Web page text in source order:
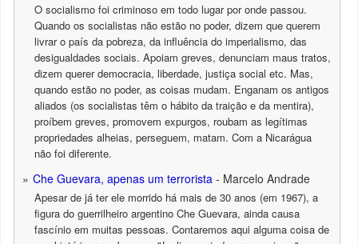
O socialismo foi criminoso em todo lugar por onde passou.
Quando os socialistas não estão no poder, dizem que querem
livrar o país da pobreza, da influência do imperialismo, das
desigualdades sociais. Apoiam greves, denunciam maus tratos,
dizem querer democracia, liberdade, justiça social etc. Mas,
quando estão no poder, as coisas mudam. Enganam os antigos
aliados (os socialistas têm o hábito da traição e da mentira),
proíbem greves, promovem expurgos, roubam as legítimas
propriedades alheias, perseguem, matam. Com a Nicarágua
não foi diferente.
Che Guevara, apenas um terrorista - Marcelo Andrade
Apesar de já ter ele morrido há mais de 30 anos (em 1967), a
figura do guerrilheiro argentino Che Guevara, ainda causa
fascínio em muitas pessoas. Contaremos aqui alguma coisa de